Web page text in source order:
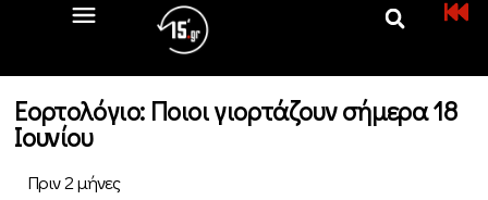
Εορτολόγιο: Ποιοι γιορτάζουν σήμερα 18
Ιουνίου
Πριν 2 μήνες